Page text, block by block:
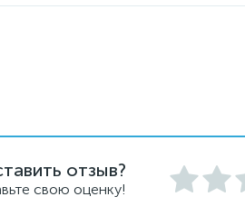
отзыв?
свою оценку!